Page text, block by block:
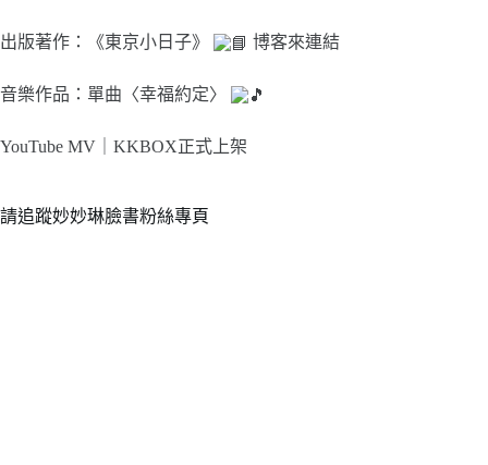
出版著作：《東京小日子》 博客來連結
音樂作品：單曲〈幸福約定〉
YouTube MV｜ KKBOX正式上架
請追蹤妙妙琳臉書粉絲專頁